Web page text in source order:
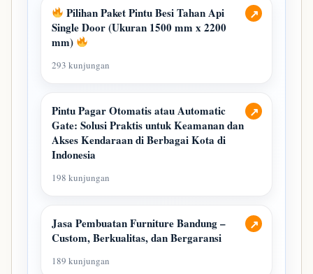
↗
Pilihan Paket Pintu Besi Tahan Api
Single Door (Ukuran 1500 mm x 2200
mm)
293 kunjungan
↗
Pintu Pagar Otomatis atau Automatic
Gate: Solusi Praktis untuk Keamanan dan
Akses Kendaraan di Berbagai Kota di
Indonesia
198 kunjungan
↗
Jasa Pembuatan Furniture Bandung –
Custom, Berkualitas, dan Bergaransi
189 kunjungan